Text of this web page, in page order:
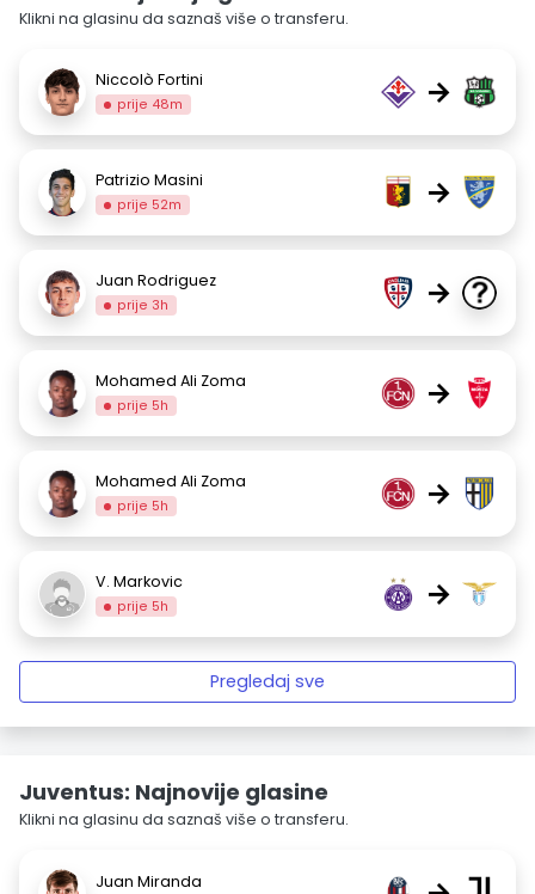
Klikni na glasinu da saznaš više o transferu.
Niccolò Fortini
prije 48m →
Patrizio Masini
prije 52m →
Juan Rodriguez
prije 3h →
Mohamed Ali Zoma
prije 5h →
Mohamed Ali Zoma
prije 5h →
V. Markovic
prije 5h →
Pregledaj sve
Juventus: Najnovije glasine
Klikni na glasinu da saznaš više o transferu.
Juan Miranda